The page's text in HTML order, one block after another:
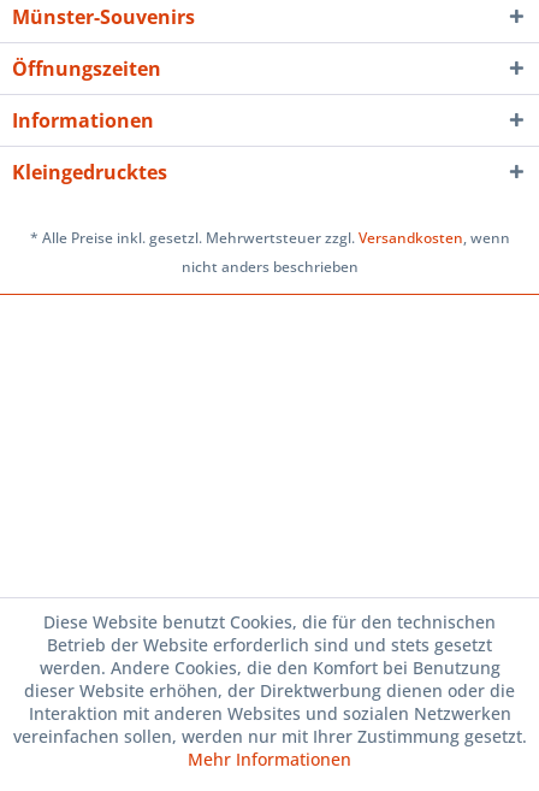
Münster-Souvenirs
Öffnungszeiten
Informationen
Kleingedrucktes
* Alle Preise inkl. gesetzl. Mehrwertsteuer zzgl.Versandkosten, wenn
nicht anders beschrieben
Diese Website benutzt Cookies, die für den technischen
Betrieb der Website erforderlich sind und stets gesetzt
werden. Andere Cookies, die den Komfort bei Benutzung
dieser Website erhöhen, der Direktwerbung dienen oder die
Interaktion mit anderen Websites und sozialen Netzwerken
vereinfachen sollen, werden nur mit Ihrer Zustimmung gesetzt.
Mehr Informationen